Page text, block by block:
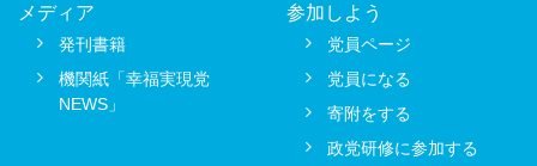
メディア
発刊書籍
機関紙「幸福実現党
NEWS」
参加しよう
党員ページ
党員になる
寄附をする
政党研修に参加する